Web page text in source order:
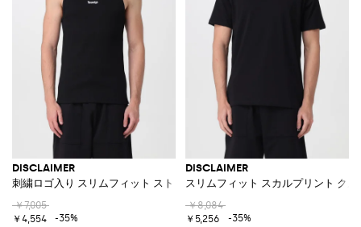
DISCLAIMER
刺繍ロゴ入り スリムフィット ストレッチコットン タンクトップ
￥7,005
￥4,554
-35%
DISCLAIMER
スリムフィット スカルプリント ク
￥8,084
￥5,256
-35%